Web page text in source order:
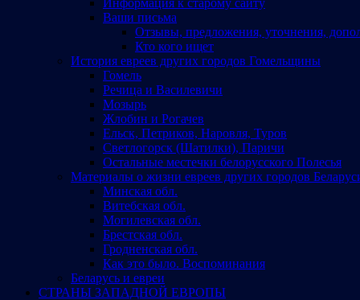
Ваши письма
Отзывы, предложения, уточнения,
Кто кого ищет
История евреев других городов Гомельщины
Гомель
Речица и Василевичи
Мозырь
Жлобин и Рогачев
Ельск, Петриков, Наровля, Туров
Светлогорск (Шатилки), Паричи
Остальные местечки белорусского Полесья
Материалы о жизни евреев других городов
Минская обл.
Витебская обл.
Могилевская обл.
Брестская обл.
Гродненская обл.
Как это было. Воспоминания
Беларусь и евреи
СТРАНЫ ЗАПАДНОЙ ЕВРОПЫ